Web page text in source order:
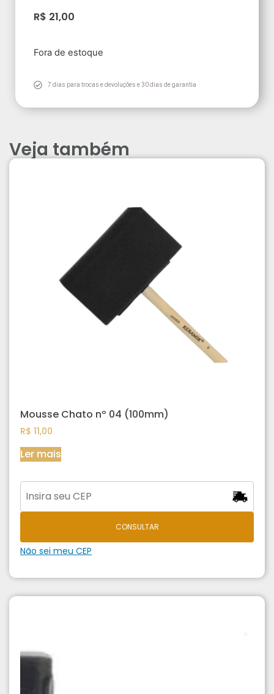
R$ 21,00
Fora de estoque
7 dias para trocas e devoluções e 30 dias de garantia
Veja também
Mousse Chato nº 04 (100mm)
R$ 11,00
Ler mais
CONSULTAR
Não sei meu CEP